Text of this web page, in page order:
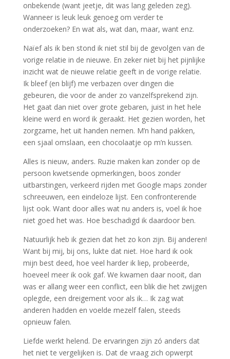
onbekende (want jeetje, dit was lang geleden zeg).
Wanneer is leuk leuk genoeg om verder te
onderzoeken? En wat als, wat dan, maar, want enz.
Naïef als ik ben stond ik niet stil bij de gevolgen van de
vorige relatie in de nieuwe. En zeker niet bij het pijnlijke
inzicht wat de nieuwe relatie geeft in de vorige relatie.
Ik bleef (en blijf) me verbazen over dingen die
gebeuren, die voor de ander zo vanzelfsprekend zijn.
Het gaat dan niet over grote gebaren, juist in het hele
kleine werd en word ik geraakt. Het gezien worden, het
zorgzame, het uit handen nemen. M’n hand pakken,
een sjaal omslaan, een chocolaatje op m’n kussen.
Alles is nieuw, anders. Ruzie maken kan zonder op de
persoon kwetsende opmerkingen, boos zonder
uitbarstingen, verkeerd rijden met Google maps zonder
schreeuwen, een eindeloze lijst. Een confronterende
lijst ook. Want door alles wat nu anders is, voel ik hoe
niet goed het was. Hoe beschadigd ik daardoor ben.
Natuurlijk heb ik gezien dat het zo kon zijn. Bij anderen!
Want bij mij, bij ons, lukte dat niet. Hoe hard ik ook
mijn best deed, hoe veel harder ik liep, probeerde,
hoeveel meer ik ook gaf. We kwamen daar nooit, dan
was er allang weer een conflict, een blik die het zwijgen
oplegde, een dreigement voor als ik… Ik zag wat
anderen hadden en voelde mezelf falen, steeds
opnieuw falen.
Liefde werkt helend. De ervaringen zijn zó anders dat
het niet te vergelijken is. Dat de vraag zich opwerpt